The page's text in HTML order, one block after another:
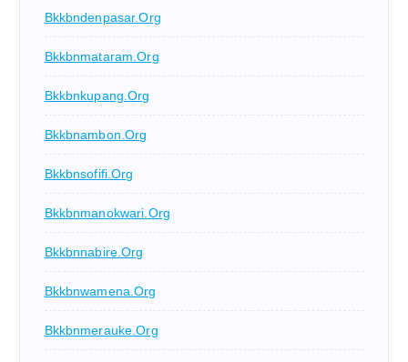
Bkkbndenpasar.org
Bkkbnmataram.org
Bkkbnkupang.org
Bkkbnambon.org
Bkkbnsofifi.org
Bkkbnmanokwari.org
Bkkbnnabire.org
Bkkbnwamena.org
Bkkbnmerauke.org